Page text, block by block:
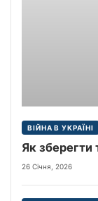
ВІЙНА В УКРАЇНІ
Як зберегти
26 Січня, 2026